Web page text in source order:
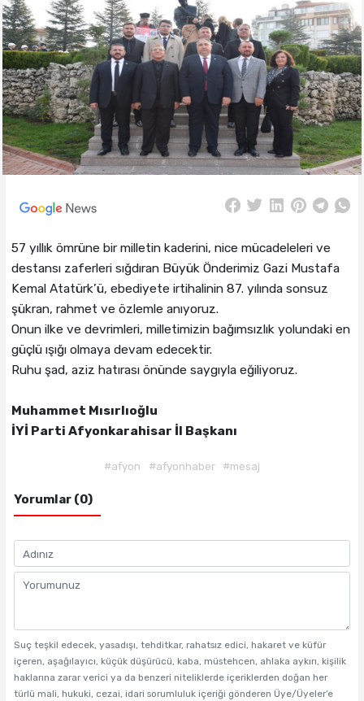
57 yıllık ömrüne bir milletin kaderini, nice mücadeleleri ve
destansı zaferleri sığdıran Büyük Önderimiz Gazi Mustafa
Kemal Atatürk’ü, ebediyete irtihalinin 87. yılında sonsuz
şükran, rahmet ve özlemle anıyoruz.
Onun ilke ve devrimleri, milletimizin bağımsızlık yolundaki en
güçlü ışığı olmaya devam edecektir.
Ruhu şad, aziz hatırası önünde saygıyla eğiliyoruz.
Muhammet Mısırlıoğlu
İYİ Parti Afyonkarahisar İl Başkanı
#afyon #afyonhaber #mesaj
Yorumlar (0)
Suç teşkil edecek, yasadışı, tehditkar, rahatsız edici, hakaret ve küfür
içeren, aşağılayıcı, küçük düşürücü, kaba, müstehcen, ahlaka aykırı, kişilik
haklarına zarar verici ya da benzeri niteliklerde içeriklerden doğan her
türlü mali, hukuki, cezai, idari sorumluluk içeriği gönderen Üye/Üyeler’e